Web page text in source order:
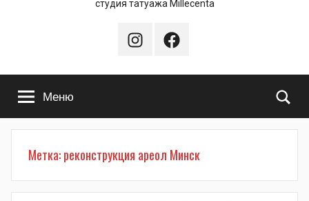
студия татуажа Millecenta
InstagramFacebook
Меню
Метка:реконструкция ареол Минск